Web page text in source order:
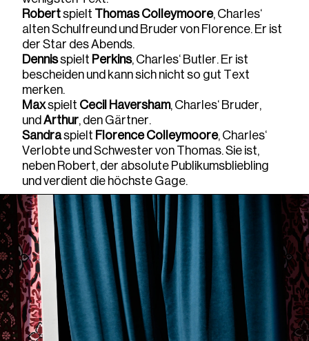
Robertspielt Thomas Colleymoore, Charles‘
alten Schulfreund und Bruder von Florence. Er ist
der Star des Abends.
Dennisspielt Perkins, Charles‘ Butler. Er ist
bescheiden und kann sich nicht so gut Text
merken.
Maxspielt Cecil Haversham, Charles‘ Bruder,
und Arthur, den Gärtner.
Sandraspielt Florence Colleymoore, Charles‘
Verlobte und Schwester von Thomas. Sie ist,
neben Robert, der absolute Publikumsbliebling
und verdient die höchste Gage.